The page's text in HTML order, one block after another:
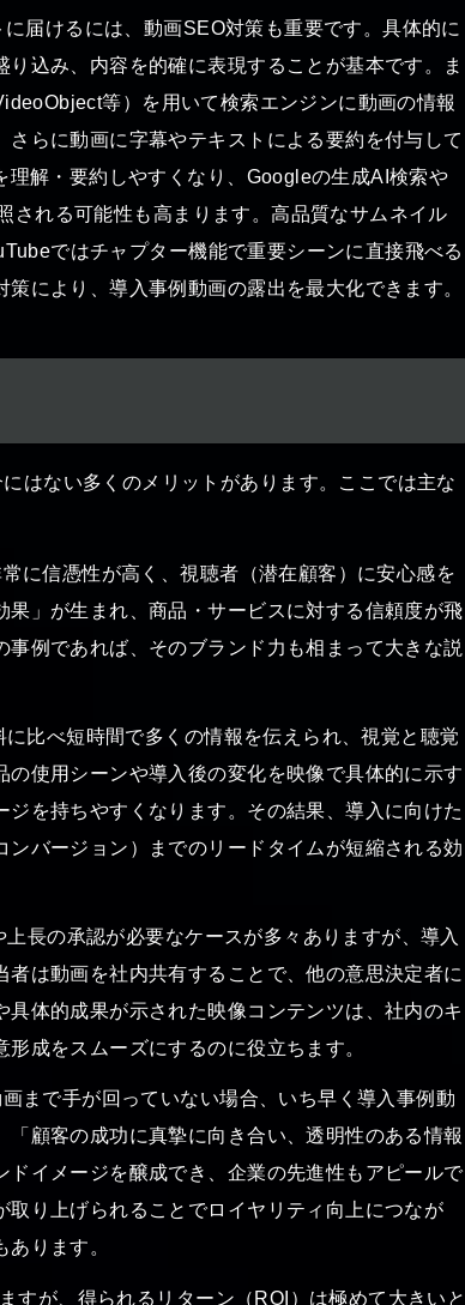
届けるには、動画SEO対策も重要です。具体的に
込み、内容を的確に表現することが基本です。ま
等）を用いて検索エンジンに動画の情報
らに動画に字幕やテキストによる要約を付与して
解・要約しやすくなり、Googleの生成AI検索や
れる可能性も高まります。高品質なサムネイル
ではチャプター機能で重要シーンに直接飛べる
により、導入事例動画の露出を最大化できます。
はない多くのメリットがあります。ここでは主な
に信憑性が高く、視聴者（潜在顧客）に安心感を
」が生まれ、商品・サービスに対する信頼度が飛
例であれば、そのブランド力も相まって大きな説
比べ短時間で多くの情報を伝えられ、視覚と聴覚
使用シーンや導入後の変化を映像で具体的に示す
を持ちやすくなります。その結果、導入に向けた
バージョン）までのリードタイムが短縮される効
長の承認が必要なケースが多々ありますが、導入
は動画を社内共有することで、他の意思決定者に
体的成果が示された映像コンテンツは、社内のキ
成をスムーズにするのに役立ちます。
まで手が回っていない場合、いち早く導入事例動
顧客の成功に真摯に向き合い、透明性のある情報
イメージを醸成でき、企業の先進性もアピールで
り上げられることでロイヤリティ向上につなが
ります。
すが、得られるリターン（ROI）は極めて大きいと